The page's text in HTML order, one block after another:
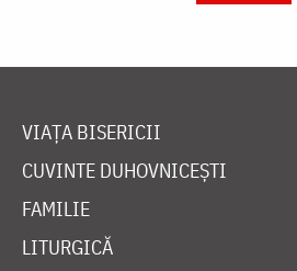
VIAȚA BISERICII
CUVINTE DUHOVNICEȘTI
FAMILIE
LITURGICĂ